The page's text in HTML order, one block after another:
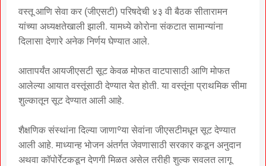
वस्तू आणि सेवा कर (जीएसटी) परिषदेची ४३ वी बैठक सीतारामन
यांच्या अध्यक्षतेखाली झाली. यामध्ये कोरोना संकटात सामान्यांना
दिलासा देणारे अनेक निर्णय घेण्यात आले.
आतापर्यंत आयजीएसटी सूट केवळ मोफत वाटपासाठी आणि मोफत
आलेल्या आयात वस्तूंसाठी देण्यात येत होती. या वस्तूंना प्राथमिक सीमा
शुल्कातून सूट देण्यात आली आहे.
शैक्षणिक संस्थांना दिल्या जाणाºया सेवांना जीएसटीमधून सूट देण्यात
आली आहे. माध्यान्ह भोजन अंतर्गत जेवणासाठी सरकार कडून अनुदान
अथवा कॉपोर्रेटकडून देणगी मिळत असेल तरीही शुल्क सवलत लागू